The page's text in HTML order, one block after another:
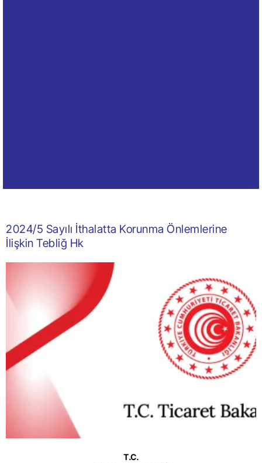
2024/5 Sayılı İthalatta Korunma Önlemlerine
İlişkin Tebliğ Hk
T.C.